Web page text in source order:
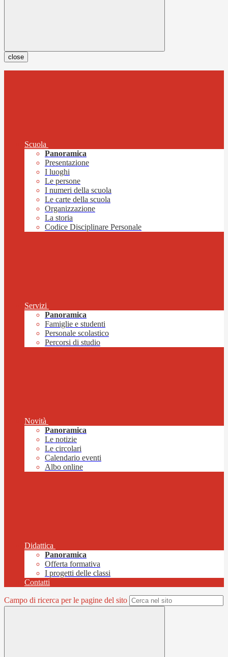
close
Scuola
Panoramica
Presentazione
I luoghi
Le persone
I numeri della scuola
Le carte della scuola
Organizzazione
La storia
Codice Disciplinare Personale
Servizi
Panoramica
Famiglie e studenti
Personale scolastico
Percorsi di studio
Novità
Panoramica
Le notizie
Le circolari
Calendario eventi
Albo online
Didattica
Panoramica
Offerta formativa
I progetti delle classi
Contatti
Campo di ricerca per le pagine del sito